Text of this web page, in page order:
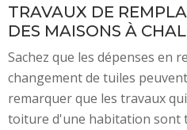
TRAVAUX DE
DES MAISONS À
Sachez que les dépenses en
changement de tuiles
remarquer que les travaux
toiture d'une habitation sont